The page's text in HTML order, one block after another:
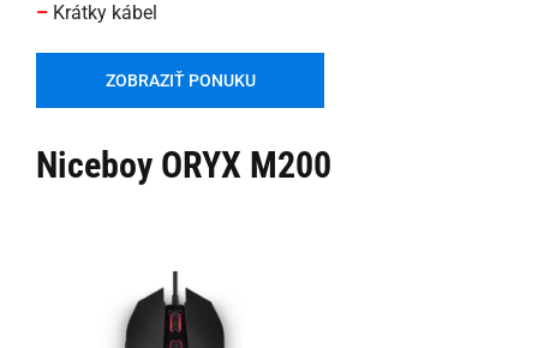
– Krátky kábel
ZOBRAZIŤ PONUKU
Niceboy ORYX M200